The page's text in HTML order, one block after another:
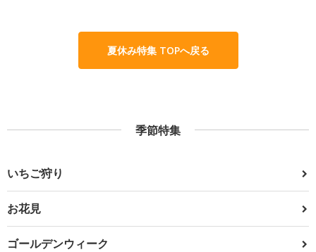
夏休み特集 TOPへ戻る
季節特集
いちご狩り
お花見
ゴールデンウィーク